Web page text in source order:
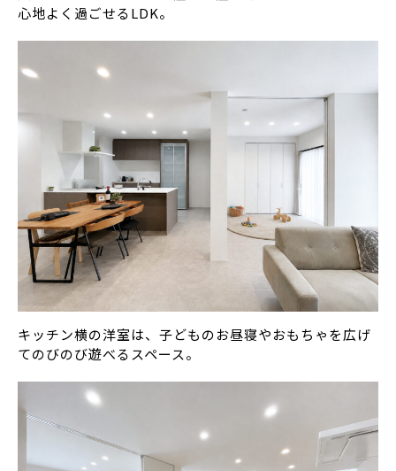
心地よく過ごせるLDK。
キッチン横の洋室は、子どものお昼寝やおもちゃを広げ
てのびのび遊べるスペース。